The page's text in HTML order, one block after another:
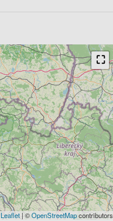
⛶
Leaflet | ©OpenStreetMapcontributors